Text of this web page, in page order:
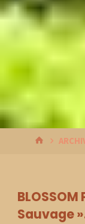
HOME
BLOSSOM
Sauvage